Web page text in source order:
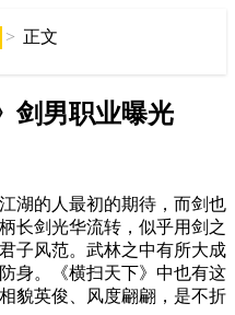
> 正文
剑男职业曝光
的人最初的期待，而剑也
长剑光华流转，似乎用剑之
子风范。武林之中有所大成
身。《横扫天下》中也有这
貌英俊、风度翩翩，是不折